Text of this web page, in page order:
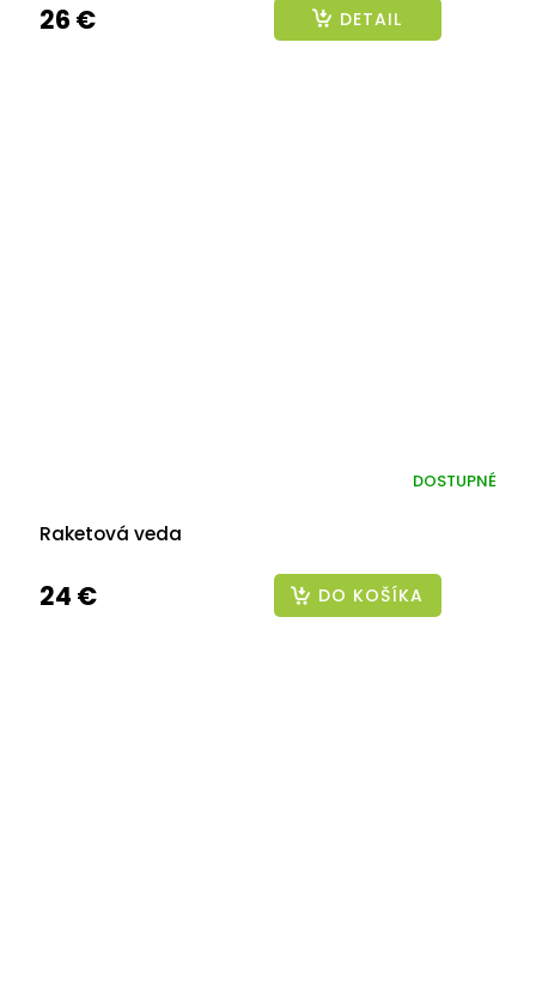
26 € DETAIL
Raketová veda
DOSTUPNÉ
24 € DO KOŠÍKA